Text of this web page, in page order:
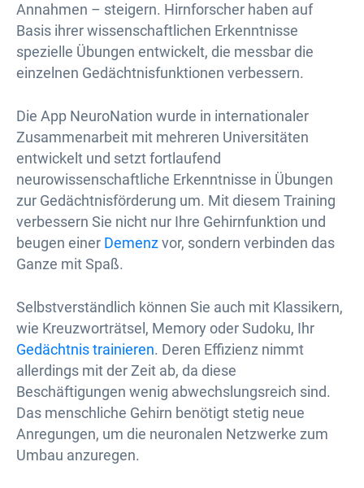
Annahmen – steigern. Hirnforscher haben auf
Basis ihrer wissenschaftlichen Erkenntnisse
spezielle Übungen entwickelt, die messbar die
einzelnen Gedächtnisfunktionen verbessern.
Die App NeuroNation wurde in internationaler
Zusammenarbeit mit mehreren Universitäten
entwickelt und setzt fortlaufend
neurowissenschaftliche Erkenntnisse in Übungen
zur Gedächtnisförderung um. Mit diesem Training
verbessern Sie nicht nur Ihre Gehirnfunktion und
beugen einer Demenzvor, sondern verbinden das
Ganze mit Spaß.
Selbstverständlich können Sie auch mit Klassikern,
wie Kreuzworträtsel, Memory oder Sudoku, Ihr
Gedächtnis trainieren. Deren Effizienz nimmt
allerdings mit der Zeit ab, da diese
Beschäftigungen wenig abwechslungsreich sind.
Das menschliche Gehirn benötigt stetig neue
Anregungen, um die neuronalen Netzwerke zum
Umbau anzuregen.